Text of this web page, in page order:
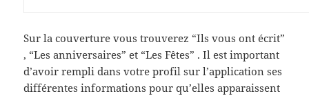
Sur la couverture vous trouverez “Ils vous ont écrit”
, “Les anniversaires” et “Les Fêtes” . Il est important
d’avoir rempli dans votre profil sur l’application ses
différentes informations pour qu’elles apparaissent